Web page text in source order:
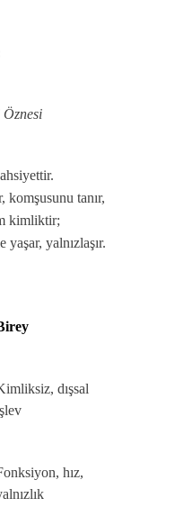
komşusunu tanır,
kimliktir;
yalnızlaşır.
dışsal
hız,